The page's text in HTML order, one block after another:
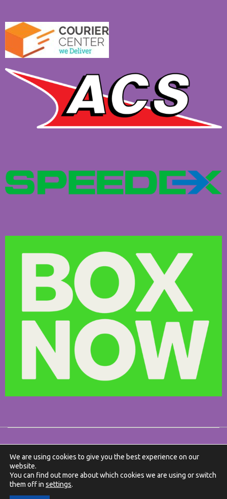
Ⓒ Made with ❤️ by DonDigital .gr
We are using cookies to give you the best experience on our
website.
You can find out more about which cookies we are using or switch
them off in settings.